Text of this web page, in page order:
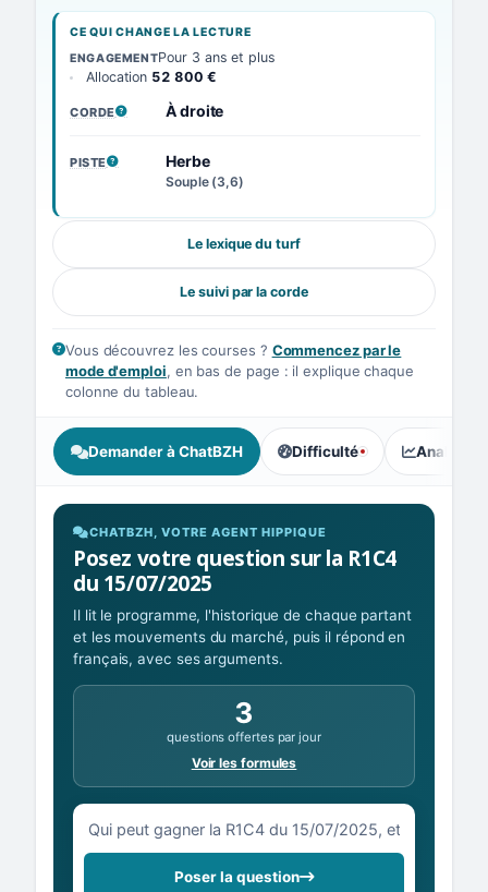
CE QUI CHANGE LA LECTURE
ENGAGEMENTPour 3 ans et plus
Allocation 52 800 €
CORDE
, VOIR LA DÉFINITION
À droite
PISTE
, VOIR LA DÉFINITION
Herbe
Souple (3,6)
Le lexique du turf
Le suivi par la corde
Vous découvrez les courses ? Commencez par le
mode d'emploi, en bas de page : il explique chaque
colonne du tableau.
Demander à ChatBZH Difficulté
, tendance des parieurs :
Analyse
CHATBZH, VOTRE AGENT HIPPIQUE
Posez votre question sur la R1C4
du 15/07/2025
Il lit le programme, l'historique de chaque partant
et les mouvements du marché, puis il répond en
français, avec ses arguments.
3
questions offertes par jour
Voir les formules
Votre question sur la R1C4 du 15/07/2025
Poser la question